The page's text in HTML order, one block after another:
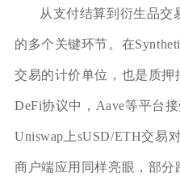
从支付结算到衍生品交
的多个关键环节。在
交易的计价单位，也是质
DeFi协议中，Aave等平台
Uniswap上sUSD/ETH交易
商户端应用同样亮眼，部分